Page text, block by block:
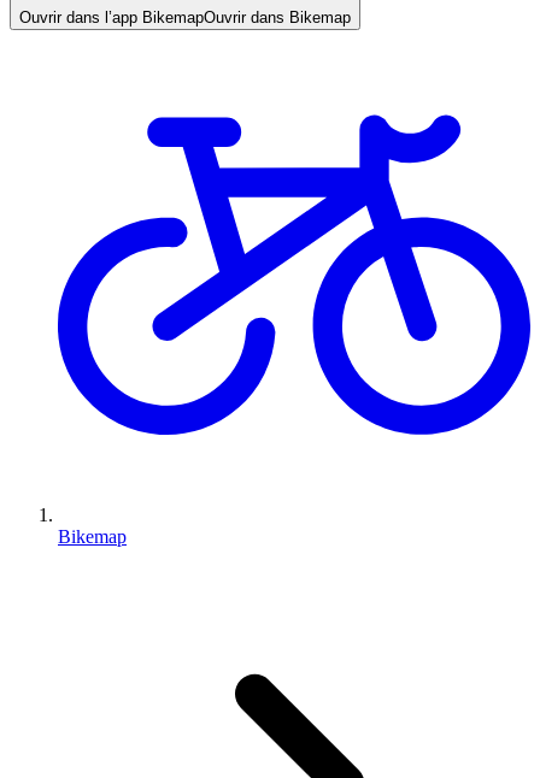
Ouvrir dans l’app BikemapOuvrir dans Bikemap
Bikemap